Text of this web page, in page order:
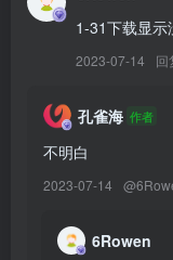
[6.4更2]
Nyako喵子 – NO.064
[2.13更5]
Nyako喵子 – NO.063
Nyako喵子 – NO.062
Nyako喵子 – NO.060
1-31下载显示
2023-07-14 回
孔雀海 作者
不明白
2023-07-14 @
6Rowen